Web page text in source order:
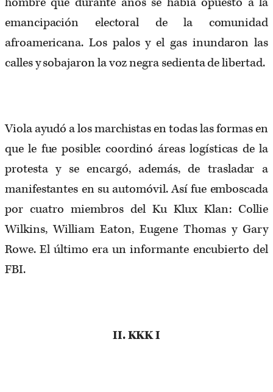
emancipación electoral de la comunidad
afroamericana. Los palos y el gas inundaron las
calles y sobajaron la voz negra sedienta de libertad.
Viola ayudó a los marchistas en todas las formas en
que le fue posible: coordinó áreas logísticas de la
protesta y se encargó, además, de trasladar a
manifestantes en su automóvil. Así fue emboscada
por cuatro miembros del Ku Klux Klan: Collie
Wilkins, William Eaton, Eugene Thomas y Gary
Rowe. El último era un informante encubierto del
FBI.
II. KKKI